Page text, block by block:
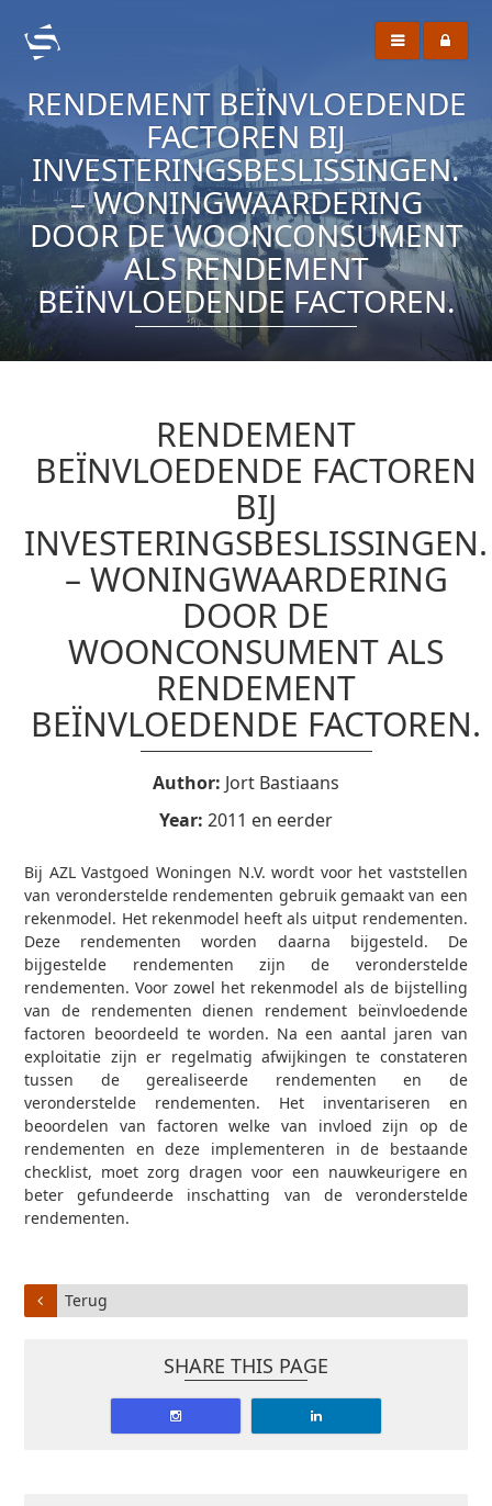
RENDEMENT BEÏNVLOEDENDE
FACTOREN BIJ
INVESTERINGSBESLISSINGEN.
– WONINGWAARDERING
DOOR DE WOONCONSUMENT
ALS RENDEMENT
BEÏNVLOEDENDE FACTOREN.
RENDEMENT
BEÏNVLOEDENDE FACTOREN
BIJ
INVESTERINGSBESLISSINGEN.
– WONINGWAARDERING
DOOR DE
WOONCONSUMENT ALS
RENDEMENT
BEÏNVLOEDENDE FACTOREN.
Author: Jort Bastiaans
Year: 2011 en eerder
Bij AZL Vastgoed Woningen N.V. wordt voor het vaststellen
van veronderstelde rendementen gebruik gemaakt van een
rekenmodel. Het rekenmodel heeft als uitput rendementen.
Deze rendementen worden daarna bijgesteld. De
bijgestelde rendementen zijn de veronderstelde
rendementen. Voor zowel het rekenmodel als de bijstelling
van de rendementen dienen rendement beïnvloedende
factoren beoordeeld te worden. Na een aantal jaren van
exploitatie zijn er regelmatig afwijkingen te constateren
tussen de gerealiseerde rendementen en de
veronderstelde rendementen. Het inventariseren en
beoordelen van factoren welke van invloed zijn op de
rendementen en deze implementeren in de bestaande
checklist, moet zorg dragen voor een nauwkeurigere en
beter gefundeerde inschatting van de veronderstelde
rendementen.
Terug
SHARE THIS PAGE